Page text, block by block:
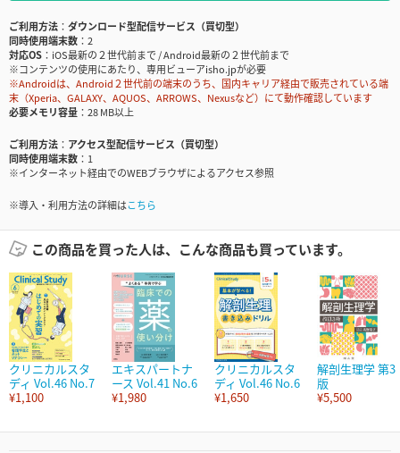
ご利用方法
ダウンロード型配信サービス（買切型）
同時使用端末数
2
対応OS
iOS最新の２世代前まで / Android最新の２世代前まで
※コンテンツの使用にあたり、専用ビューアisho.jpが必要
※Androidは、Android２世代前の端末のうち、国内キャリア経由で販売されている端
末（Xperia、GALAXY、AQUOS、ARROWS、Nexusなど）にて動作確認しています
必要メモリ容量
28 MB以上
ご利用方法
アクセス型配信サービス（買切型）
同時使用端末数
1
※インターネット経由でのWEBブラウザによるアクセス参照
※導入・利用方法の詳細はこちら
この商品を買った人は、こんな商品も買っています。
クリニカルスタ
ディ Vol.46 No.7
¥1,100
エキスパートナ
ース Vol.41 No.6
¥1,980
クリニカルスタ
ディ Vol.46 No.6
¥1,650
解剖生理学 第3
版
¥5,500